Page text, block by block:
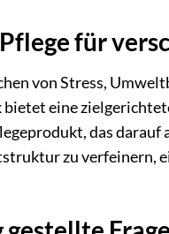
für
von Stress,
eine
das darauf
zu verfeinern,